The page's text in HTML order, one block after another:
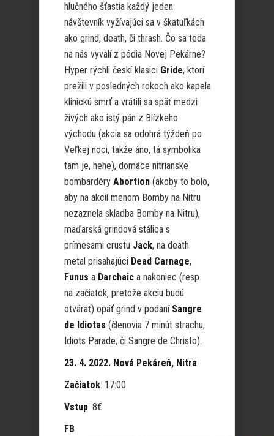
hlučného šťastia každý jeden
návštevník vyžívajúci sa v škatuľkách
ako grind, death, či thrash. Čo sa teda
na nás vyvalí z pódia Novej Pekárne?
Hyper rýchli českí klasici Gride, ktorí
prežili v posledných rokoch ako kapela
klinickú smrť a vrátili sa späť medzi
živých ako istý pán z Blízkeho
východu (akcia sa odohrá týždeň po
Veľkej noci, takže áno, tá symbolika
tam je, hehe), domáce nitrianske
bombardéry Abortion (akoby to bolo,
aby na akcií menom Bomby na Nitru
nezaznela skladba Bomby na Nitru),
maďarská grindová stálica s
prímesami crustu Jack, na death
metal prisahajúci Dead Carnage,
Funus a Darchaic a nakoniec (resp.
na začiatok, pretože akciu budú
otvárať) opäť grind v podaní Sangre
de Idiotas (členovia 7 minút strachu,
Idiots Parade, či Sangre de Christo).
23. 4. 2022. Nová Pekáreň, Nitra
Začiatok: 17:00
Vstup: 8€
FB